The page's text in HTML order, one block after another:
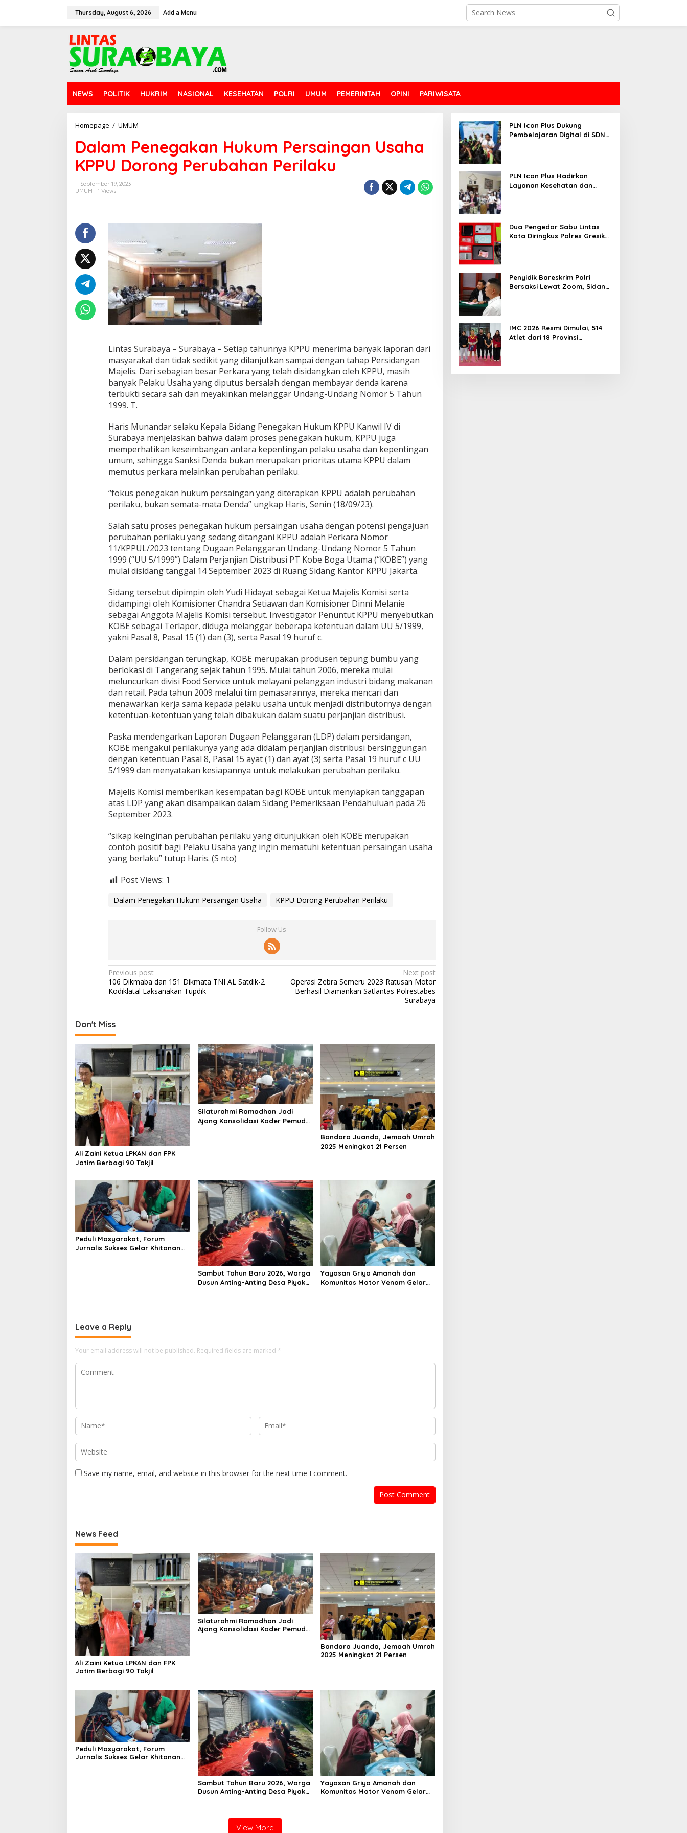
Thursday, August 6, 2026 Add a Menu
NEWS POLITIK HUKRIM NASIONAL KESEHATAN POLRI UMUM PEMERINTAH OPINI PARIWISATA
Homepage / UMUM
l
a
m
P
a
n
H
u
k
u
m
P
r
s
i
n
g
a
n
U
a
K
P
P
U
D
r
o
g
P
e
r
u
b
a
a
n
P
e
r
i
a
k
u
Dalam Penegakan Hukum Persaingan Usaha
KPPU Dorong Perubahan Perilaku
September 19, 2023
UMUM
1 Views
Lintas Surabaya – Surabaya – Setiap tahunnya KPPU menerima banyak laporan dari
masyarakat dan tidak sedikit yang dilanjutkan sampai dengan tahap Persidangan
Majelis. Dari sebagian besar Perkara yang telah disidangkan oleh KPPU, masih
banyak Pelaku Usaha yang diputus bersalah dengan membayar denda karena
terbukti secara sah dan meyakinkan melanggar Undang-Undang Nomor 5 Tahun
1999. T.
Haris Munandar selaku Kepala Bidang Penegakan Hukum KPPU Kanwil IV di
Surabaya menjelaskan bahwa dalam proses penegakan hukum, KPPU juga
memperhatikan keseimbangan antara kepentingan pelaku usaha dan kepentingan
umum, sehingga Sanksi Denda bukan merupakan prioritas utama KPPU dalam
memutus perkara melainkan perubahan perilaku.
“fokus penegakan hukum persaingan yang diterapkan KPPU adalah perubahan
perilaku, bukan semata-mata Denda” ungkap Haris, Senin (18/09/23).
Salah satu proses penegakan hukum persaingan usaha dengan potensi pengajuan
perubahan perilaku yang sedang ditangani KPPU adalah Perkara Nomor
11/KPPUL/2023 tentang Dugaan Pelanggaran Undang-Undang Nomor 5 Tahun
1999 (“UU 5/1999”) Dalam Perjanjian Distribusi PT Kobe Boga Utama (“KOBE”) yang
mulai disidang tanggal 14 September 2023 di Ruang Sidang Kantor KPPU Jakarta.
Sidang tersebut dipimpin oleh Yudi Hidayat sebagai Ketua Majelis Komisi serta
didampingi oleh Komisioner Chandra Setiawan dan Komisioner Dinni Melanie
sebagai Anggota Majelis Komisi tersebut. Investigator Penuntut KPPU menyebutkan
KOBE sebagai Terlapor, diduga melanggar beberapa ketentuan dalam UU 5/1999,
yakni Pasal 8, Pasal 15 (1) dan (3), serta Pasal 19 huruf c.
Dalam persidangan terungkap, KOBE merupakan produsen tepung bumbu yang
berlokasi di Tangerang sejak tahun 1995. Mulai tahun 2006, mereka mulai
meluncurkan divisi Food Service untuk melayani pelanggan industri bidang makanan
dan retail. Pada tahun 2009 melalui tim pemasarannya, mereka mencari dan
menawarkan kerja sama kepada pelaku usaha untuk menjadi distributornya dengan
ketentuan-ketentuan yang telah dibakukan dalam suatu perjanjian distribusi.
Paska mendengarkan Laporan Dugaan Pelanggaran (LDP) dalam persidangan,
KOBE mengakui perilakunya yang ada didalam perjanjian distribusi bersinggungan
dengan ketentuan Pasal 8, Pasal 15 ayat (1) dan ayat (3) serta Pasal 19 huruf c UU
5/1999 dan menyatakan kesiapannya untuk melakukan perubahan perilaku.
Majelis Komisi memberikan kesempatan bagi KOBE untuk menyiapkan tanggapan
atas LDP yang akan disampaikan dalam Sidang Pemeriksaan Pendahuluan pada 26
September 2023.
“sikap keinginan perubahan perilaku yang ditunjukkan oleh KOBE merupakan
contoh positif bagi Pelaku Usaha yang ingin mematuhi ketentuan persaingan usaha
yang berlaku’’ tutup Haris. (S nto)
Post Views: 1
Dalam Penegakan Hukum Persaingan Usaha KPPU Dorong Perubahan Perilaku
Follow Us
P
o
n
a
v
i
g
a
t
i
o
n
Previous post
106 Dikmaba dan 151 Dikmata TNI AL Satdik-2
Kodiklatal Laksanakan Tupdik
Next post
Operasi Zebra Semeru 2023 Ratusan Motor
Berhasil Diamankan Satlantas Polrestabes
Surabaya
Don't Miss
Ali Zaini Ketua LPKAN dan FPK
Jatim Berbagi 90 Takjil
Silaturahmi Ramadhan Jadi
Ajang Konsolidasi Kader Pemuda
Bandara Juanda, Jemaah Umrah
2025 Meningkat 21 Persen
Peduli Masyarakat, Forum
Jurnalis Sukses Gelar Khitanan
Sambut Tahun Baru 2026, Warga
Dusun Anting-Anting Desa Piyak
Yayasan Griya Amanah dan
Komunitas Motor Venom Gelar
Leave a Reply
Your email address will not be published. Required fields are marked *
Save my name, email, and website in this browser for the next time I comment.
News Feed
Ali Zaini Ketua LPKAN dan FPK
Jatim Berbagi 90 Takjil
Silaturahmi Ramadhan Jadi
Ajang Konsolidasi Kader Pemuda
Bandara Juanda, Jemaah Umrah
2025 Meningkat 21 Persen
Peduli Masyarakat, Forum
Jurnalis Sukses Gelar Khitanan
Sambut Tahun Baru 2026, Warga
Dusun Anting-Anting Desa Piyak
Yayasan Griya Amanah dan
Komunitas Motor Venom Gelar
View More
PLN Icon Plus Dukung
Pembelajaran Digital di SDN
PLN Icon Plus Hadirkan
Layanan Kesehatan dan
Dua Pengedar Sabu Lintas
Kota Diringkus Polres Gresik
Penyidik Bareskrim Polri
Bersaksi Lewat Zoom, Sidang
IMC 2026 Resmi Dimulai, 514
Atlet dari 18 Provinsi